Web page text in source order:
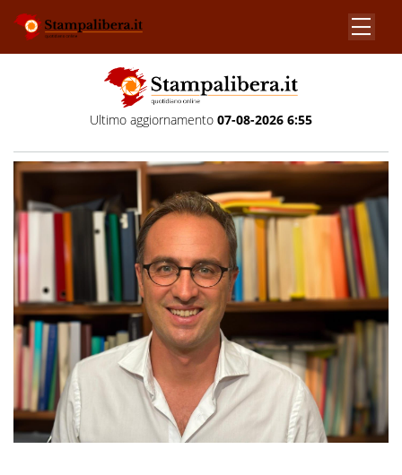
Ultimo aggiornamento 07-08-2026 6:55